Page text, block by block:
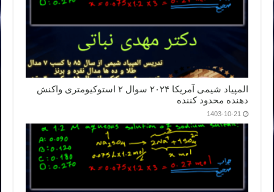
المپیاد شیمی آمریکا ۲۰۲۴ سوال ۲ استوکیومتری واکنش
دهنده محدود کننده
1403-10-21